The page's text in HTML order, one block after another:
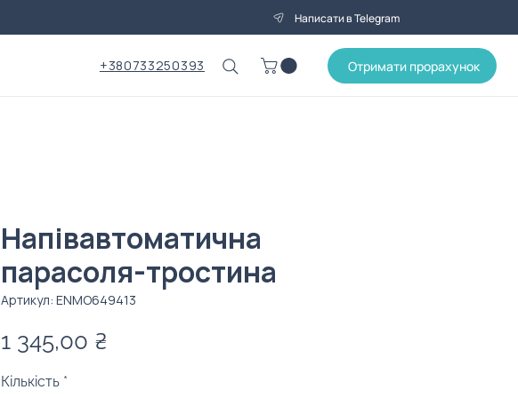
Написати в Telegram
+380733250393 Отримати прорахунок
Напівавтоматична
парасоля-тростина
Артикул: ENMO649413
1 345,00 ₴
Кількість *